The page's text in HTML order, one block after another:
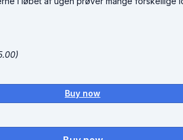
Buy now